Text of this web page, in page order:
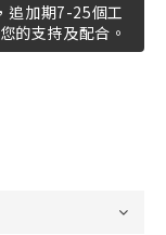
追加期7-25個工
的支持及配合。